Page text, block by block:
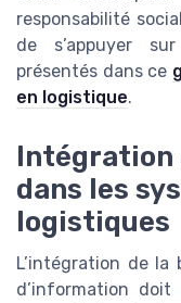
responsabilité
de s’appuyer
présentés dans ce
en logistique.
Intégration
dans les
logistiques
L’intégration de la
d’information